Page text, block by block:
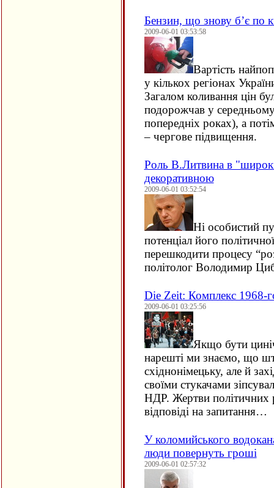
Бензин, що знову б’є по
2009-06-01 03:53:58
Вартість
у кількох регіонах
Загалом коливання цін
подорожчав у
попередніх роках), а
– чергове підвищення.
Роль В.Литвина в
декоративною
2009-06-01 03:52:54
Ні особистий
потенціал його
перешкодити процесу
політолог Володимир
Die Zeit: Комплекс 1968-
2009-06-01 03:25:56
Якщо бути
нарешті ми знаємо, що
східнонімецьку, але й
своїми стукачами
НДР. Жертви політичних
відповіді на запитання…
У коломийського
люди повернуть гроші
2009-06-01 02:57:32